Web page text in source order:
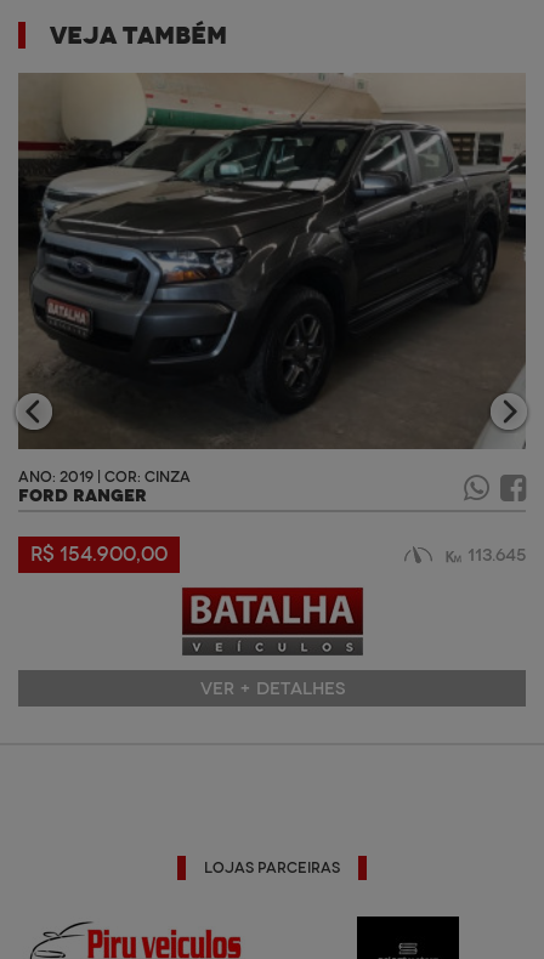
VEJA TAMBÉM
ANO: 2019 | COR: CINZA
FORD RANGER
R$ 154.900,00 113.645
VER + DETALHES
Lojas Parceiras